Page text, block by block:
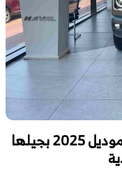
قراءة تفصيلية لسيارة هافال H9 موديل 2025 بجيلها